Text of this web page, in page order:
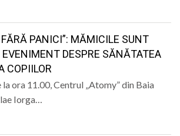
FĂRĂ PANICI”: MĂMICILE SUNT
DESPRE SĂNĂTATEA
COPIILOR
la ora 11.00, Centrul „Atomy” din Baia
Iorga…